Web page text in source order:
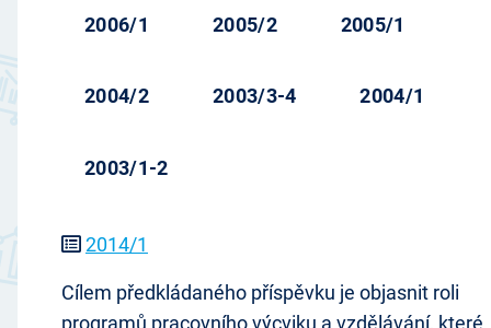
2006/1 2005/2 2005/1
2004/2 2003/3-4 2004/1
2003/1-2
2014/1
Cílem předkládaného příspěvku je objasnit roli
programů pracovního výcviku a vzdělávání, které